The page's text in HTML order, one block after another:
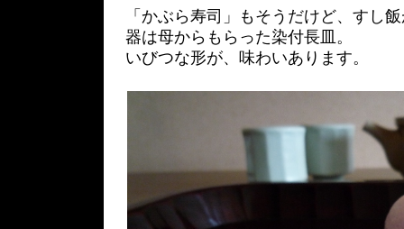
「かぶら寿司」もそうだけど、すし
器は母からもらった染付長皿。
いびつな形が、味わいあります。